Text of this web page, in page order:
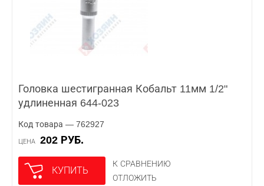
Головка шестигранная Кобальт 11мм 1/2"
удлиненная 644-023
Код товара — 762927
ЦЕНА 202 РУБ.
КУПИТЬ
К СРАВНЕНИЮ
ОТЛОЖИТЬ